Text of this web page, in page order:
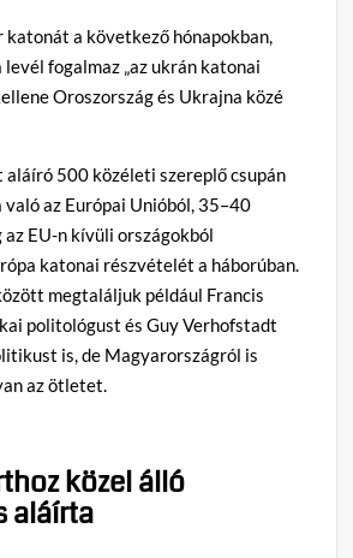
katonát a következő hónapokban,
fogalmaz „az ukrán katonai
Oroszország és Ukrajna közé
aláíró 500 közéleti szereplő csupán
az Európai Unióból, 35–40
az EU-n kívüli országokból
katonai részvételét a háborúban.
megtaláljuk például Francis
politológust és Guy Verhofstadt
is, de Magyarországról is
az ötletet.
közel álló
aláírta